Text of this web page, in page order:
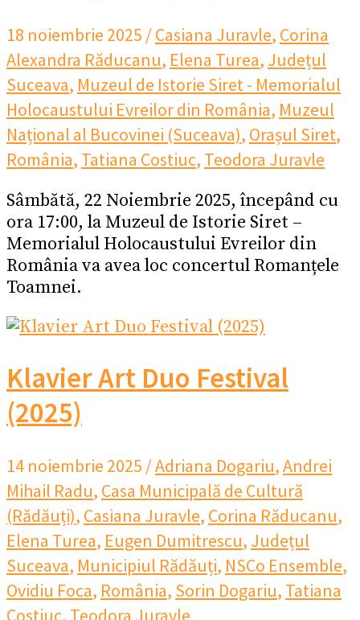
18 noiembrie 2025 /Casiana Juravle, Corina
Alexandra Răducanu, Elena Turea, Județul
Suceava, Muzeul de Istorie Siret - Memorialul
Holocaustului Evreilor din România, Muzeul
Național al Bucovinei (Suceava), Orașul Siret,
România, Tatiana Costiuc, Teodora Juravle
Sâmbătă, 22 Noiembrie 2025, începând cu
ora 17:00, la Muzeul de Istorie Siret –
Memorialul Holocaustului Evreilor din
România va avea loc concertul Romanțele
Toamnei.
Klavier Art Duo Festival
(2025)
14 noiembrie 2025 /Adriana Dogariu,Andrei
Mihail Radu, Casa Municipală de Cultură
(Rădăuți), Casiana Juravle, Corina Răducanu,
Elena Turea, Eugen Dumitrescu, Județul
Suceava, Municipiul Rădăuți, NSCo Ensemble,
Ovidiu Foca, România, Sorin Dogariu, Tatiana
Costiuc, Teodora Juravle